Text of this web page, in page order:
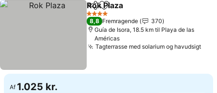
Del Føj til favoritter
Rok Plaza
4 Stjerner
8,8 Fremragende
370
Guía de Isora, 18.5 km til Playa de las
Américas
Tagterrasse med solarium og havudsigtSe
Af 1.025 kr.